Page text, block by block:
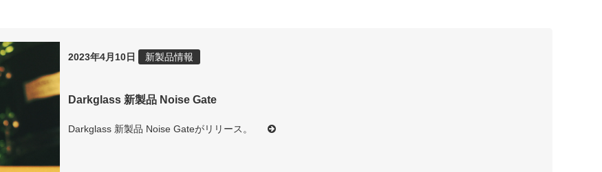
2023年4月10日 新製品情報
Darkglass 新製品 Noise Gate
Darkglass 新製品 Noise Gateがリリース。